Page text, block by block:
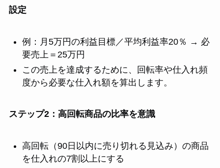
設定
例：月5万円の利益目標／平均利益率20％ → 必
要売上＝25万円
この売上を達成するために、回転率や仕入れ頻
度から必要な仕入れ額を算出します。
ステップ2：高回転商品の比率を意識
高回転（90日以内に売り切れる見込み）の商品
を仕入れの7割以上にする